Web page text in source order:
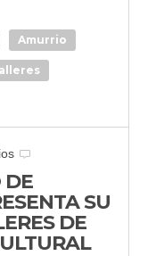
Amurrio
DE
SU
DE